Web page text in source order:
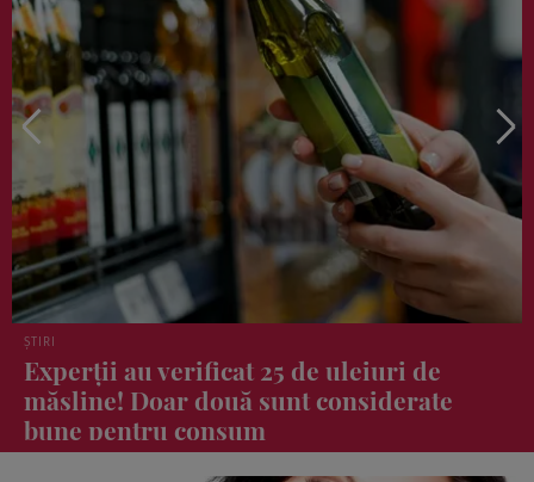
HOROSCOP
3 zodii care ar putea avea noroc la bani
sau loto în acest weekend